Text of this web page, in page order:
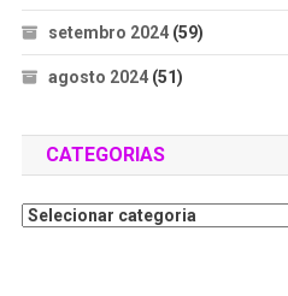
setembro 2024(59)
agosto 2024(51)
CATEGORIAS